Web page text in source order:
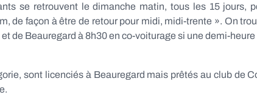
se retrouvent le dimanche matin, tous les 15 jours,
de façon à être de retour pour midi, midi-trente ». On
de Beauregard à 8h30 en co-voiturage si une demi-heure
sont licenciés à Beauregard mais prêtés au club de